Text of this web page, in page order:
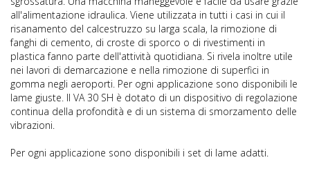
all'alimentazione idraulica. Viene utilizzata in tutti i casi in cui il
risanamento del calcestruzzo su larga scala, la rimozione di
fanghi di cemento, di croste di sporco o di rivestimenti in
plastica fanno parte dell'attività quotidiana. Si rivela inoltre utile
nei lavori di demarcazione e nella rimozione di superfici in
gomma negli aeroporti. Per ogni applicazione sono disponibili le
lame giuste. Il VA 30 SH è dotato di un dispositivo di regolazione
continua della profondità e di un sistema di smorzamento delle
vibrazioni.
Per ogni applicazione sono disponibili i set di lame adatti.